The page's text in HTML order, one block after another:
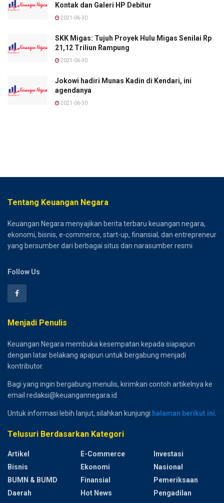
Kontak dan Galeri HP Debitur
2021-06-30
SKK Migas: Tujuh Proyek Hulu Migas Senilai Rp
21,12 Triliun Rampung
2021-06-30
Jokowi hadiri Munas Kadin di Kendari, ini
agendanya
2021-06-30
Tentang Keuangan Negara
Keuangan Negara menyajikan berita terbaru keuangan negara,
ekonomi, bisnis, e-commerce, start-up, finansial, dan entrepreneur
yang bersumber dari berbagai situs dan narasumber resmi
Follow Us
Menjadi Penulis
Keuangan Negara membuka kesempatan kepada siapapun
dengan latar belakang apapun untuk bergabung menjadi
kontributor.
Bagi yang ingin bergabung menulis, kirimkan contoh artikelnya ke
email redaksi@keuangannegara.id
Untuk informasi lebih lanjut, silahkan kunjungi halaman berikut ini
Telusuri Berdasarkan Kategori
Artikel
Bisnis
BUMN & BUMD
Daerah
E-Commerce
Ekonomi
Finansial
Hot News
Investasi
Nasional
Pemeriksaan
Pengadilan